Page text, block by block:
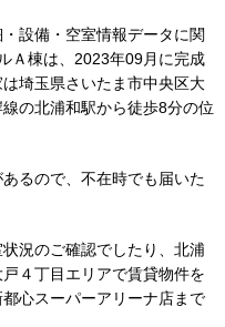
設備・空室情報データに関
Ａ棟は、2023年09月に完成
埼玉県さいたま市中央区大
の北浦和駅から徒歩8分の位
るので、不在時でも届いた
況のご確認でしたり、北浦
４丁目エリアで賃貸物件を
心スーパーアリーナ店まで